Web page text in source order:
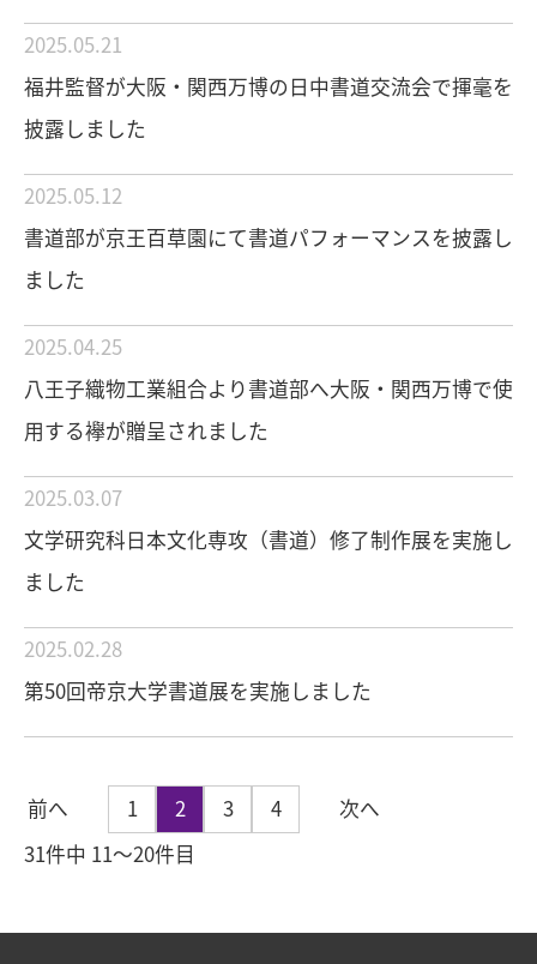
2025.05.21
福井監督が大阪・関西万博の日中書道交流会で揮毫を
披露しました
2025.05.12
書道部が京王百草園にて書道パフォーマンスを披露し
ました
2025.04.25
八王子織物工業組合より書道部へ大阪・関西万博で使
用する襷が贈呈されました
2025.03.07
文学研究科日本文化専攻（書道）修了制作展を実施し
ました
2025.02.28
第50回帝京大学書道展を実施しました
前へ 1 2 3 4
次へ
31件中 11〜20件目